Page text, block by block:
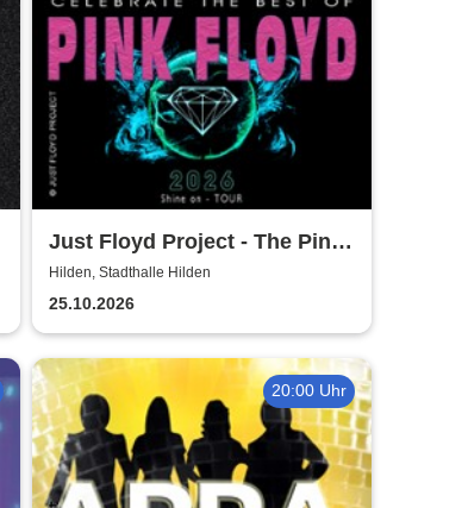
Just Floyd Project - The Pink
Floyd Tribute Show
Hilden, Stadthalle Hilden
25.10.2026
20:00 Uhr